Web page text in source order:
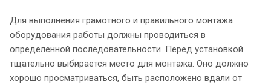
Для выполнения грамотного и правильного монтажа
оборудования работы должны проводиться в
определенной последовательности. Перед установкой
тщательно выбирается место для монтажа. Оно должно
хорошо просматриваться, быть расположено вдали от